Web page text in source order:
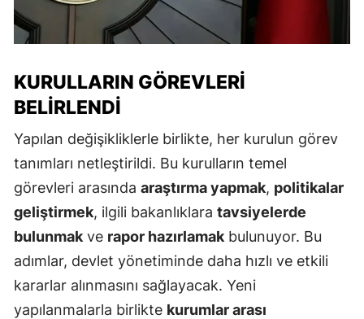
KURULLARIN GÖREVLERI
BELIRLENDI
Yapılan değişikliklerle birlikte, her kurulun görev
tanımları netleştirildi. Bu kurulların temel
görevleri arasında araştırma yapmak, politikalar
geliştirmek, ilgili bakanlıklara tavsiyelerde
bulunmak ve rapor hazırlamak bulunuyor. Bu
adımlar, devlet yönetiminde daha hızlı ve etkili
kararlar alınmasını sağlayacak. Yeni
yapılanmalarla birlikte kurumlar arası